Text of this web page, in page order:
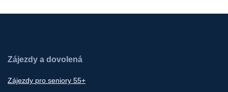
Zájezdy a dovolená
Zájezdy pro seniory 55+